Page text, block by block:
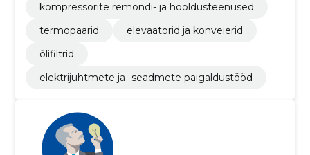
kompressorite remondi- ja hooldusteenused
termopaarid
elevaatorid ja konveierid
õlifiltrid
elektrijuhtmete ja -seadmete paigaldustööd